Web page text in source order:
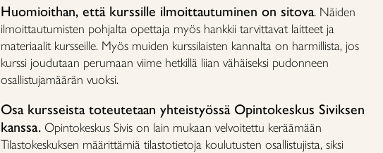
Huomioithan, että kurssille ilmoittautuminen on sitova. Näiden
ilmoittautumisten pohjalta opettaja myös hankkii tarvittavat laitteet ja
materiaalit kursseille. Myös muiden kurssilaisten kannalta on harmillista, jos
kurssi joudutaan perumaan viime hetkillä liian vähäiseksi pudonneen
osallistujamäärän vuoksi.
Osa kursseista toteutetaan yhteistyössä Opintokeskus Siviksen
kanssa. Opintokeskus Sivis on lain mukaan velvoitettu keräämään
Tilastokeskuksen määrittämiä tilastotietoja koulutusten osallistujista, siksi